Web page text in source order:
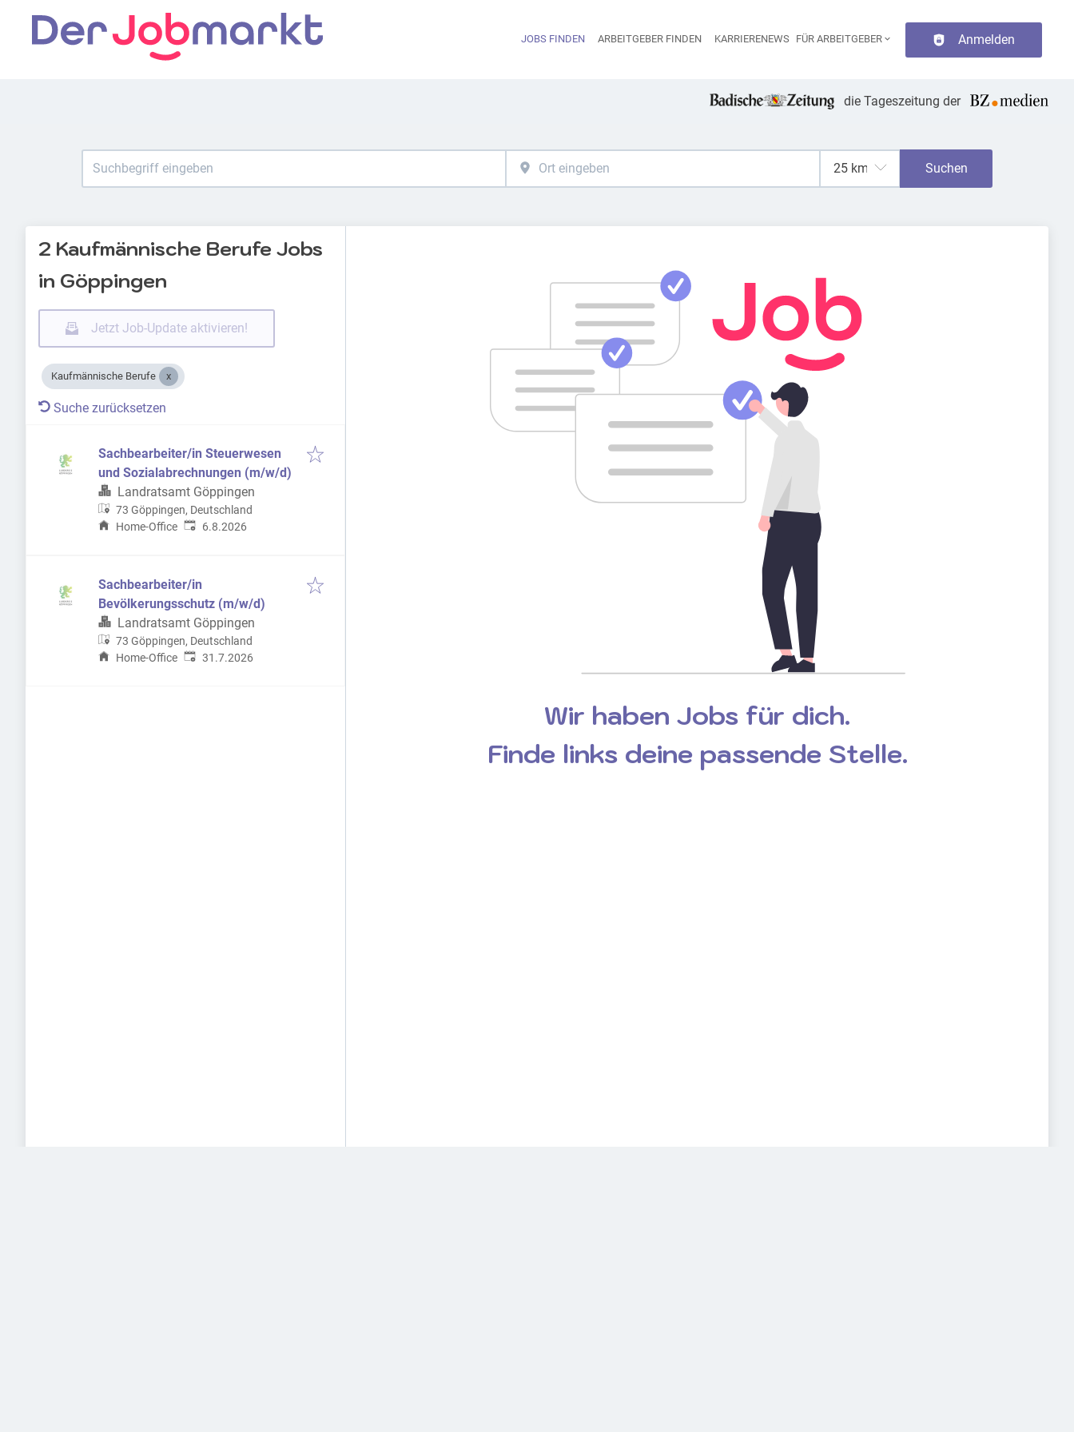
Haupt-Navigation
JOBS FINDEN ARBEITGEBER FINDEN KARRIERENEWS FÜR ARBEITGEBER Anmelden
die Tageszeitung der
Suchen
2 Kaufmännische Berufe Jobs
in Göppingen
Jetzt Job-Update aktivieren!
Kaufmännische Berufe
Suche zurücksetzen
Sachbearbeiter/in Steuerwesen
und Sozialabrechnungen (m/w/d)
Landratsamt Göppingen
73 Göppingen, Deutschland
Home-Office Veröffentlicht
6.8.2026
Sachbearbeiter/in
Bevölkerungsschutz (m/w/d)
Landratsamt Göppingen
73 Göppingen, Deutschland
Home-Office Veröffentlicht:
31.7.2026
Wir haben Jobs für dich.
Finde links deine passende Stelle.